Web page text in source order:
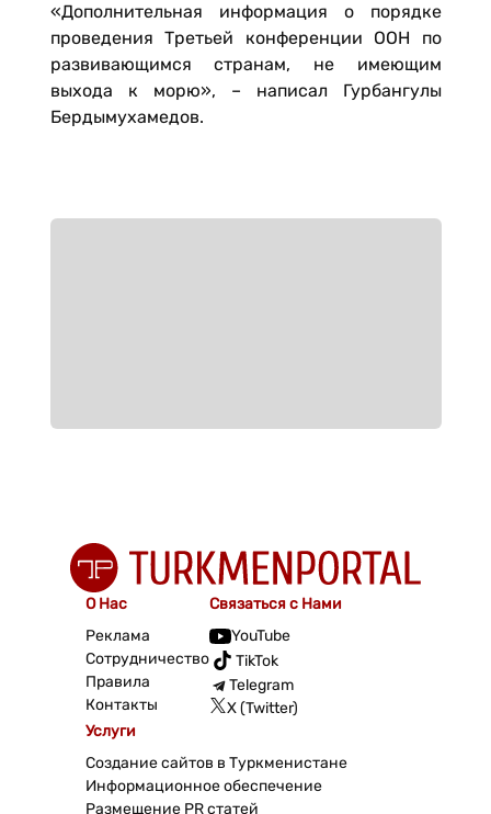
«Дополнительная информация о порядке
проведения Третьей конференции ООН по
развивающимся странам, не имеющим
выхода к морю», – написал Гурбангулы
Бердымухамедов.
О Нас
Реклама
Сотрудничество
Правила
Контакты
Связаться с Нами
YouTube
TikTok
Telegram
X (Twitter)
Услуги
Создание сайтов в Туркменистане
Информационное обеспечение
Размещение PR статей